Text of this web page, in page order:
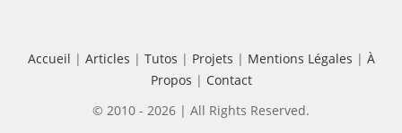
Accueil | Articles | Tutos | Projets | Mentions Légales | À
Propos | Contact
© 2010 - 2026 | All Rights Reserved.